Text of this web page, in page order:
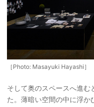
［Photo: Masayuki Hayashi］
そして奥のスペースへ進む
た。薄暗い空間の中に浮か